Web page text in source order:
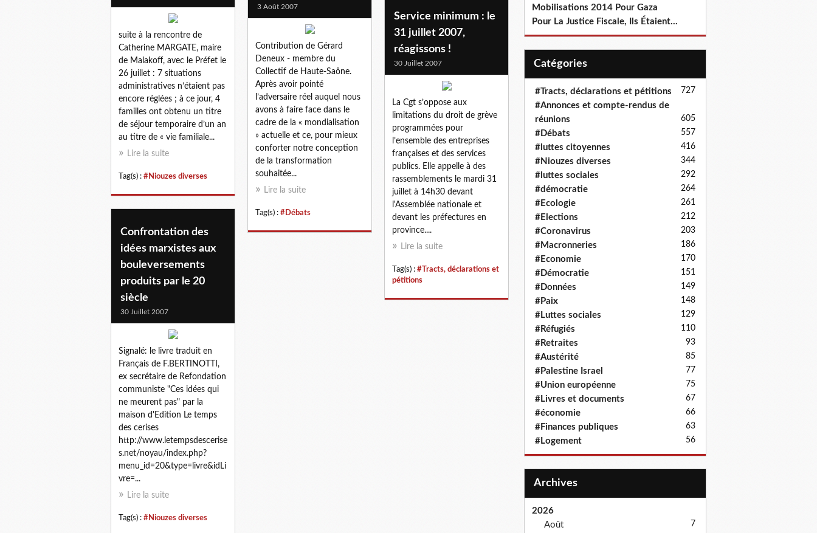
suite à la rencontre de
Catherine MARGATE, maire
de Malakoff, avec le Préfet le
26 juillet : 7 situations
administratives n’étaient pas
encore réglées ; à ce jour, 4
familles ont obtenu un titre
de séjour temporaire d’un an
au titre de « vie familiale...
Lire la suite
Tag(s) : #Niouzes diverses
3 Août 2007
Contribution de Gérard
Deneux - membre du
Collectif de Haute-Saône.
Après avoir pointé
l’adversaire réel auquel nous
avons à faire face dans le
cadre de la « mondialisation
» actuelle et ce, pour mieux
conforter notre conception
de la transformation
souhaitée...
Lire la suite
Tag(s) : #Débats
Service minimum : le
31 juillet 2007,
réagissons !
30 Juillet 2007
La Cgt s’oppose aux
limitations du droit de grève
programmées pour
l’ensemble des entreprises
françaises et des services
publics. Elle appelle à des
rassemblements le mardi 31
juillet à 14h30 devant
l'Assemblée nationale et
devant les préfectures en
province....
Lire la suite
Tag(s) : #Tracts, déclarations et
pétitions
Confrontation des
idées marxistes aux
bouleversements
produits par le 20
siècle
30 Juillet 2007
Signalé: le livre traduit en
Français de F.BERTINOTTI,
ex secrétaire de Refondation
communiste "Ces idées qui
ne meurent pas" par la
maison d'Edition Le temps
des cerises
http://www.letempsdescerise
s.net/noyau/index.php?
menu_id=20&type=livre&idLi
vre=...
Lire la suite
Tag(s) : #Niouzes diverses
Mobilisations 2014 Pour Gaza
Pour La Justice Fiscale, Ils Étaient...
Catégories
#Tracts, déclarations et pétitions 727
#Annonces et compte-rendus de
réunions
605
#Débats 557
#luttes citoyennes 416
#Niouzes diverses 344
#luttes sociales 292
#démocratie 264
#Ecologie 261
#Elections 212
#Coronavirus 203
#Macronneries 186
#Economie 170
#Démocratie 151
#Données 149
#Paix 148
#Luttes sociales 129
#Réfugiés 110
#Retraites 93
#Austérité 85
#Palestine Israel 77
#Union européenne 75
#Livres et documents 67
#économie 66
#Finances publiques 63
#Logement 56
Archives
2026
Août
7